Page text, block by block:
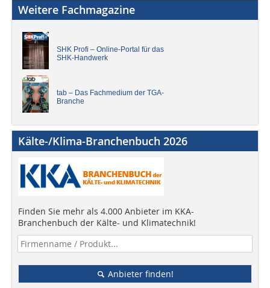
Weitere Fachmagazine
SHK Profi – Online-Portal für das
SHK-Handwerk
tab – Das Fachmedium der TGA-
Branche
Kälte-/Klima-Branchenbuch 2026
Finden Sie mehr als 4.000 Anbieter im KKA-
Branchenbuch der Kälte- und Klimatechnik!
Anbieter finden!